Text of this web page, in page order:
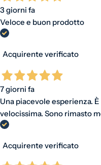
3 giorni fa
Veloce e buon prodotto
Acquirente verificato
7 giorni fa
Una piacevole esperienza.
velocissima. Sono rimasto
Acquirente verificato